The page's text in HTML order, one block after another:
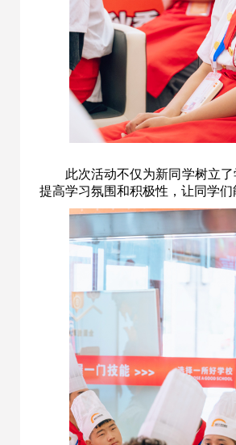
此次活动不仅为新同学树立
提高学习氛围和积极性，让同学